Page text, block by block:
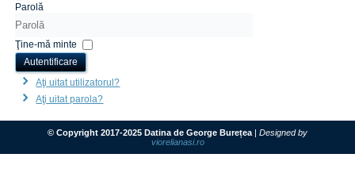
Parolă
Ţine-mă minte
Autentificare
Aţi uitat utilizatorul?
Aţi uitat parola?
© Copyright 2017-2025 Datina de George Burețea | Designed by
viorelianasi.ro